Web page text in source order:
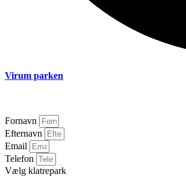
Virum parken
Fornavn
Efternavn
Email
Telefon
Vælg klatrepark